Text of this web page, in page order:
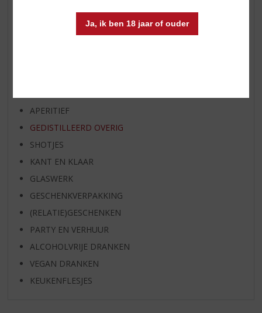
Ja, ik ben 18 jaar of ouder
BIER SPECIALS
APERITIEF
GEDISTILLEERD OVERIG
SHOTJES
KANT EN KLAAR
GLASWERK
GESCHENKVERPAKKING
(RELATIE)GESCHENKEN
PARTY EN VERHUUR
ALCOHOLVRIJE DRANKEN
VEGAN DRANKEN
KEUKENFLESJES